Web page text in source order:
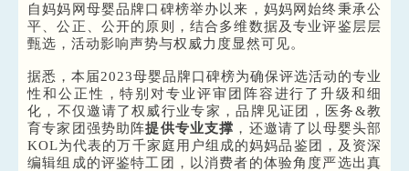
自妈妈网母婴品牌口碑榜举办以来，妈妈网始终秉承公
平、公正、公开的原则，结合多维数据及专业评鉴层层
甄选，活动影响声势与权威力度显然可见。
据悉， 本届2023母婴品牌口碑榜为确保评选活动的专业
性和公正性，特别 对专业评审团阵容进行了升级和细
化，不仅邀请了权威行业专家，品牌见证团，医务&教
育专家团强势助阵提供专业支撑 ， 还邀请了以母婴头部
KOL为代表的万千家庭用户组成的妈妈品鉴团，及 资深
编辑组成的评鉴特工团，以消费者的体验角度严选出真